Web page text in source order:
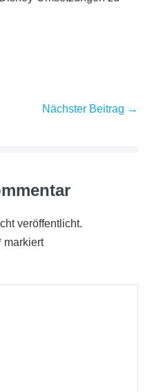
Nächster Beitrag →
veröffentlicht.
markiert